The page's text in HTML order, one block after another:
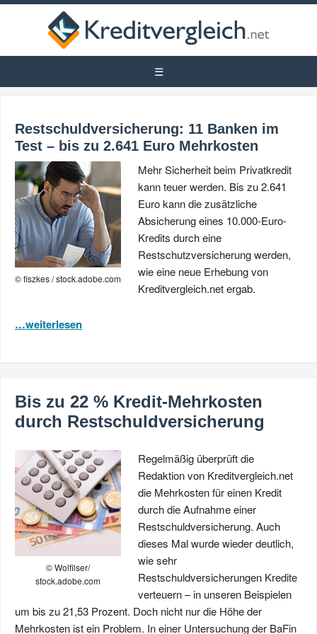
Restschuldversicherung: 11 Banken im
Test – bis zu 2.641 Euro Mehrkosten
© fiszkes / stock.adobe.com
Mehr Sicherheit beim Privatkredit
kann teuer werden. Bis zu 2.641
Euro kann die zusätzliche
Absicherung eines 10.000-Euro-
Kredits durch eine
Restschutzversicherung werden,
wie eine neue Erhebung von
Kreditvergleich.net ergab.
…weiterlesen
Bis zu 22 % Kredit-Mehrkosten
durch Restschuldversicherung
© Wolfilser/
stock.adobe.com
Regelmäßig überprüft die
Redaktion von Kreditvergleich.net
die Mehrkosten für einen Kredit
durch die Aufnahme einer
Restschuldversicherung. Auch
dieses Mal wurde wieder deutlich,
wie sehr
Restschuldversicherungen Kredite
verteuern – in unseren Beispielen
um bis zu 21,53 Prozent. Doch nicht nur die Höhe der
Mehrkosten ist ein Problem. In einer Untersuchung der BaFin